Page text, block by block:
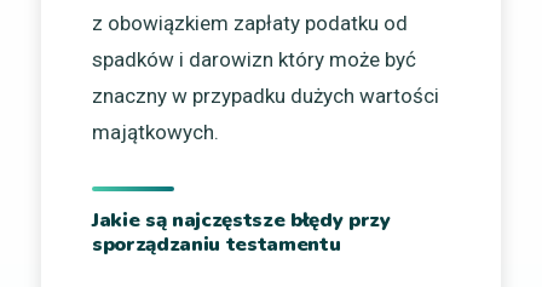
z obowiązkiem zapłaty podatku od
spadków i darowizn który może być
znaczny w przypadku dużych wartości
majątkowych.
Jakie są najczęstsze błędy przy
sporządzaniu testamentu